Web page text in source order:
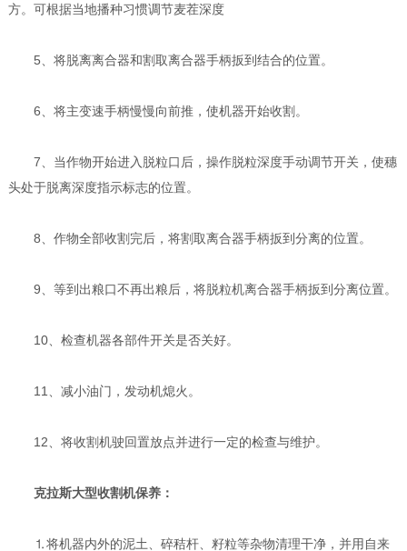
方。可根据当地播种习惯调节麦茬深度
5、将脱离离合器和割取离合器手柄扳到结合的位置。
6、将主变速手柄慢慢向前推，使机器开始收割。
7、当作物开始进入脱粒口后，操作脱粒深度手动调节开关，使穗
头处于脱离深度指示标志的位置。
8、作物全部收割完后，将割取离合器手柄扳到分离的位置。
9、等到出粮口不再出粮后，将脱粒机离合器手柄扳到分离位置。
10、检查机器各部件开关是否关好。
11、减小油门，发动机熄火。
12、将收割机驶回置放点并进行一定的检查与维护。
克拉斯大型收割机保养：
⒈将机器内外的泥土、碎秸杆、籽粒等杂物清理干净，并用自来